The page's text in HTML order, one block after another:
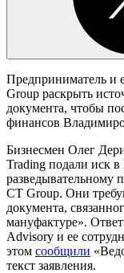
Предприниматель и
Group раскрыть
документа, чтобы
финансов
Бизнесмен Олег
Trading подали иск
разведывательному
CT Group. Они
документа,
мануфактуре».
Advisory и ее
этом сообщили
текст заявления.